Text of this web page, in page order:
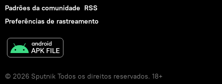
Padrões da comunidade RSS
Preferências de rastreamento
© 2026 Sputnik Todos os direitos reservados. 18+